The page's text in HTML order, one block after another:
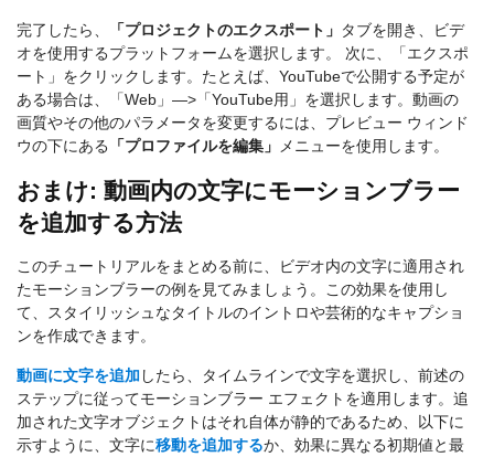
完了したら、 「プロジェクトのエクスポート」 タブを開き、ビデ
オを使用するプラットフォームを選択します。 次に、「エクスポ
ート」をクリックします。たとえば、YouTubeで公開する予定が
ある場合は、「Web」—>「YouTube用」を選択します。動画の
画質やその他のパラメータを変更するには、プレビュー ウィンド
ウの下にある
「プロファイルを編集」 メニューを使用します。
おまけ: 動画内の文字にモーションブラー
を追加する方法
このチュートリアルをまとめる前に、ビデオ内の文字に適用され
たモーションブラーの例を見てみましょう。この効果を使用し
て、スタイリッシュなタイトルのイントロや芸術的なキャプショ
ンを作成できます。
動画に文字を追加したら、タイムラインで文字を選択し、前述の
ステップに従ってモーションブラー エフェクトを適用します。追
加された文字オブジェクトはそれ自体が静的であるため、以下に
示すように、文字に移動を追加するか、効果に異なる初期値と最